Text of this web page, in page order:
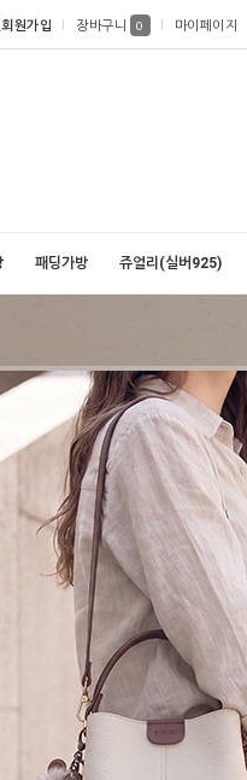
원가입 장바구니 0 마이페이지
패딩가방 쥬얼리(실버925)